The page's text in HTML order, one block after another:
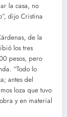
la casa, no
dijo Cristina
de la
los tres
pesos, pero
“Todo lo
antes del
loza que tuvo
y en material